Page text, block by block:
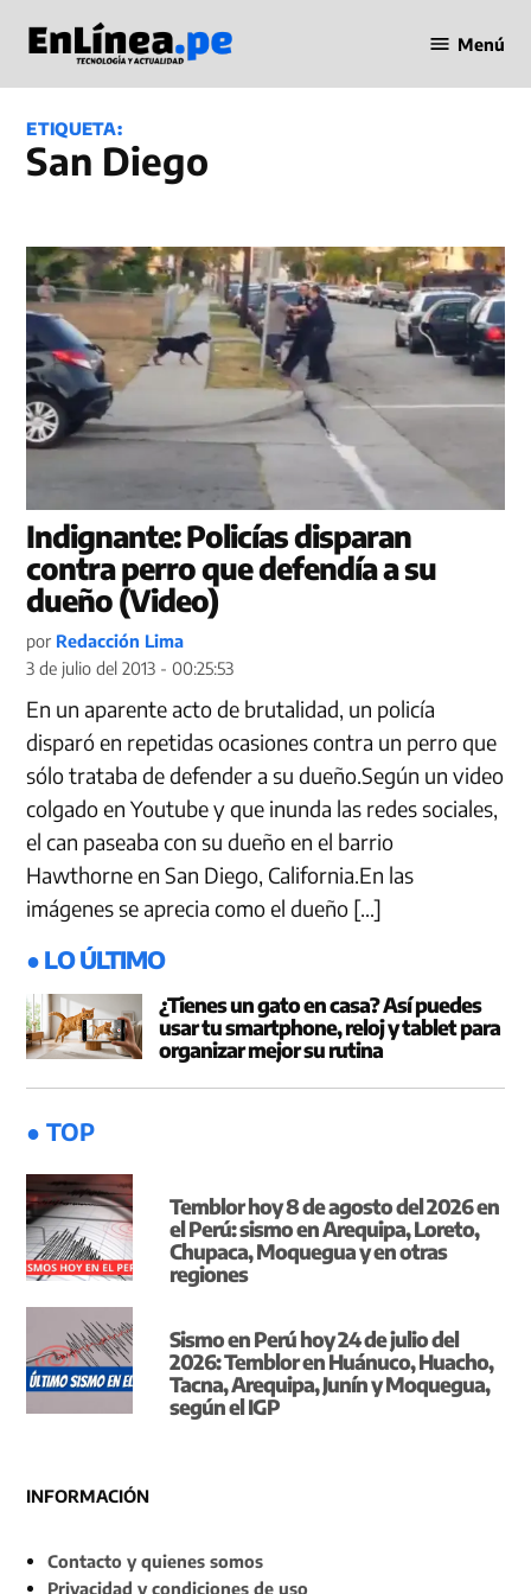
contenido
en Línea
Menú
ETIQUETA:
San Diego
Indignante: Policías disparan
contra perro que defendía a su
dueño (Video)
por Redacción Lima
3 de julio del 2013 - 00:25:53
En un aparente acto de brutalidad, un policía
disparó en repetidas ocasiones contra un perro que
sólo trataba de defender a su dueño.Según un video
colgado en Youtube y que inunda las redes sociales,
el can paseaba con su dueño en el barrio
Hawthorne en San Diego, California.En las
imágenes se aprecia como el dueño […]
● LO ÚLTIMO
¿Tienes un gato en casa? Así puedes
usar tu smartphone, reloj y tablet para
organizar mejor su rutina
● TOP
Temblor hoy 8 de agosto del 2026 en
el Perú: sismo en Arequipa, Loreto,
Chupaca, Moquegua y en otras
regiones
Sismo en Perú hoy 24 de julio del
2026: Temblor en Huánuco, Huacho,
Tacna, Arequipa, Junín y Moquegua,
según el IGP
INFORMACIÓN
Contacto y quienes somos
Privacidad y condiciones de uso